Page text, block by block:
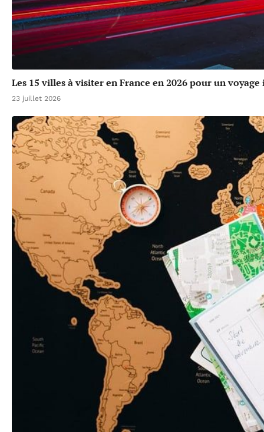
Les 15 villes à visiter en France en 2026 pour un
23 juillet 2026